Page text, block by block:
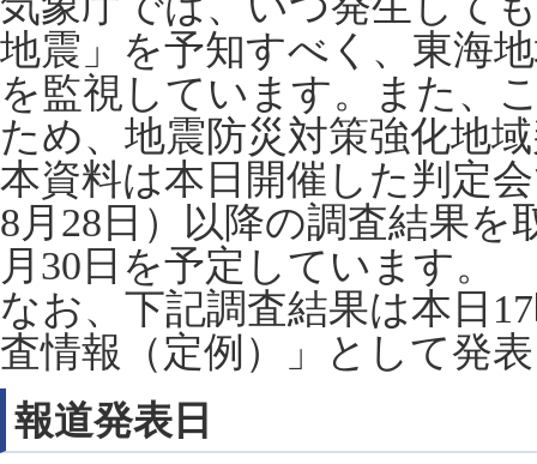
地震」を予知すべく、東海
を監視しています。また、
ため、地震防災対策強化地
本資料は本日開催した判定
8月28日）以降の調査結果
月30日を予定しています。
なお、下記調査結果は本日
査情報（定例）」として発
報道発表日